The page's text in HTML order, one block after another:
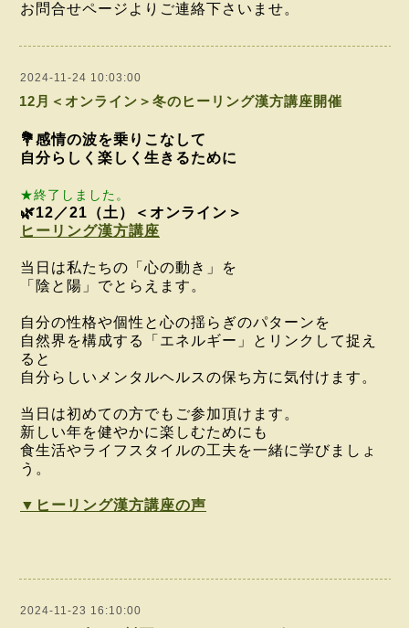
お問合せページよりご連絡下さいませ。
2024-11-24 10:03:00
12月＜オンライン＞冬のヒーリング漢方講座開催
💐感情の波を乗りこなして
自分らしく楽しく生きるために
★終了しました。
🌿12／21（土）＜オンライン＞
ヒーリング漢方講座
当日は私たちの「心の動き」を
「陰と陽」でとらえます。
自分の性格や個性と 心の揺らぎのパターンを
自然界を構成する「エネルギー」と リンクして捉え
ると
自分らしいメンタルヘルスの保ち方に気付けます。
当日は初めての方でもご参加頂けます。
新しい年を健やかに楽しむためにも
食生活やライフスタイルの工夫を一緒に学びましょ
う。
▼ヒーリング漢方講座の声
2024-11-23 16:10:00